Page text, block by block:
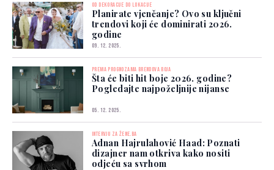
OD DEKORACIJE DO LOKACIJE
Planirate vjenčanje? Ovo su ključni
trendovi koji će dominirati 2026.
godine
09. 12. 2025.
PREMA PROGNOZAMA BRENDOVA BOJA
Šta će biti hit boje 2026. godine?
Pogledajte najpoželjnije nijanse
05. 12. 2025.
INTERVJU ZA ŽENE.BA
Adnan Hajrulahović Haad: Poznati
dizajner nam otkriva kako nositi
odjeću sa svrhom